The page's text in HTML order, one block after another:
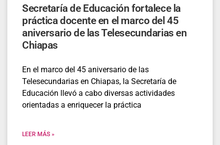
Secretaría de Educación fortalece la
práctica docente en el marco del 45
aniversario de las Telesecundarias en
Chiapas
En el marco del 45 aniversario de las
Telesecundarias en Chiapas, la Secretaría de
Educación llevó a cabo diversas actividades
orientadas a enriquecer la práctica
LEER MÁS »